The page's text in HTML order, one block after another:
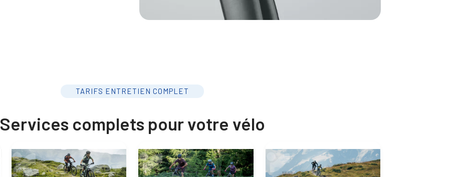
TARIFS ENTRETIEN COMPLET
Services complets pour votre vélo